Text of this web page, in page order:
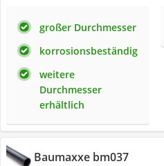
großer Durchmesser
korrosionsbeständig
weitere
Durchmesser
erhältlich
Baumaxxe bm037